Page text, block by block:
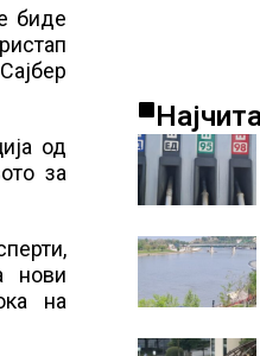
биде
од
за
нови
на